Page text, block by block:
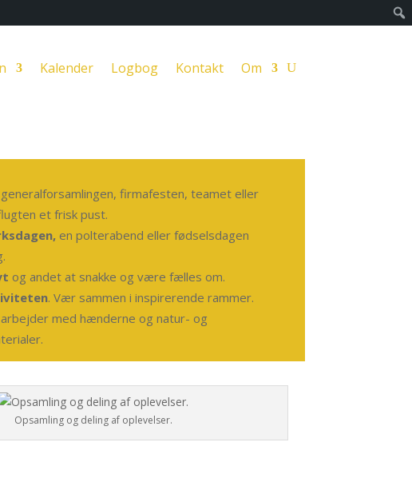
Kalender Logbog Kontakt Om
firmafesten, teamet eller
et frisk pust.
en polterabend eller fødselsdagen
og andet at snakke og være fælles om.
. Vær sammen i inspirerende rammer.
med hænderne og natur- og
Opsamling og deling af oplevelser.